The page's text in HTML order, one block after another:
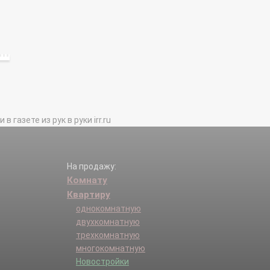
газете из рук в руки irr.ru
На продажу:
Комнату
Квартиру
однокомнатную
двухкомнатную
трехкомнатную
многокомнатную
Новостройки